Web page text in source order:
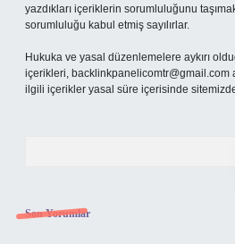
yazdıkları içeriklerin sorumluluğunu
sorumluluğu kabul etmiş sayılırlar.
Hukuka ve yasal düzenlemelere aykırı
içerikleri, backlinkpanelicomtr@gmail.com
ilgili içerikler yasal süre içerisinde
Son Yorumlar